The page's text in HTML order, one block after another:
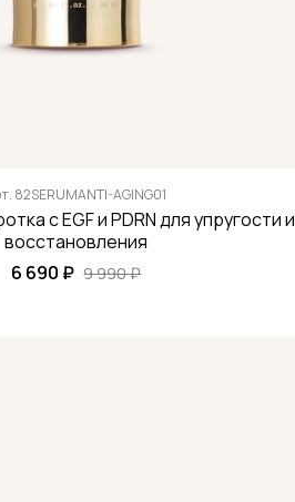
82SERUMANTI-AGING01
с EGF и PDRN для упругости и
восстановления
6 690 ₽ 9 990 ₽